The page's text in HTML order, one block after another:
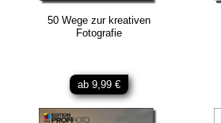
50 Wege zur kreativen
Fotografie
ab 9,99 €